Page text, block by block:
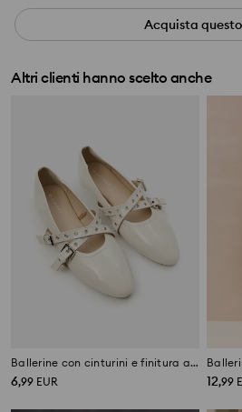
Acquista
Altri clienti hanno scelto anche
Ballerine con cinturini e finitura argento
6,99 EUR 12,99